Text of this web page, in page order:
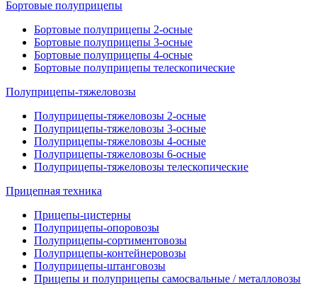
Бортовые полуприцепы
Бортовые полуприцепы 2-осные
Бортовые полуприцепы 3-осные
Бортовые полуприцепы 4-осные
Бортовые полуприцепы телескопические
Полуприцепы-тяжеловозы
Полуприцепы-тяжеловозы 2-осные
Полуприцепы-тяжеловозы 3-осные
Полуприцепы-тяжеловозы 4-осные
Полуприцепы-тяжеловозы 6-осные
Полуприцепы-тяжеловозы телескопические
Прицепная техника
Прицепы-цистерны
Полуприцепы-опоровозы
Полуприцепы-сортиментовозы
Полуприцепы-контейнеровозы
Полуприцепы-штанговозы
Прицепы и полуприцепы самосвальные / металловозы